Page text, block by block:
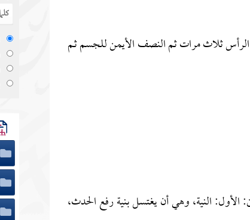
ثلاث مرات ثم النصف الأيمن للجسم ثـم
النية، وهي أن يغتسل بنية رفع الحدث،